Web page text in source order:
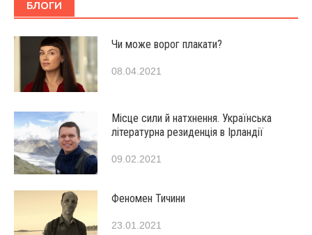
БЛОГИ
Чи може ворог плакати?
08.04.2021
Місце сили й натхнення. Українська
літературна резиденція в Ірландії
09.02.2021
Феномен Тичини
23.01.2021